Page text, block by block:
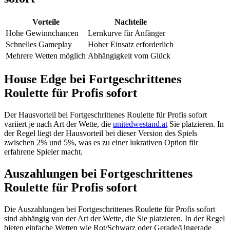
Vorteile
Nachteile
Hohe Gewinnchancen
Lernkurve für Anfänger
Schnelles Gameplay
Hoher Einsatz erforderlich
Mehrere Wetten möglich Abhängigkeit vom Glück
House Edge bei Fortgeschrittenes
Roulette für Profis sofort
Der Hausvorteil bei Fortgeschrittenes Roulette für Profis sofort
variiert je nach Art der Wette, die unitedwestand.at Sie platzieren. In
der Regel liegt der Hausvorteil bei dieser Version des Spiels
zwischen 2% und 5%, was es zu einer lukrativen Option für
erfahrene Spieler macht.
Auszahlungen bei Fortgeschrittenes
Roulette für Profis sofort
Die Auszahlungen bei Fortgeschrittenes Roulette für Profis sofort
sind abhängig von der Art der Wette, die Sie platzieren. In der Regel
bieten einfache Wetten wie Rot/Schwarz oder Gerade/Ungerade